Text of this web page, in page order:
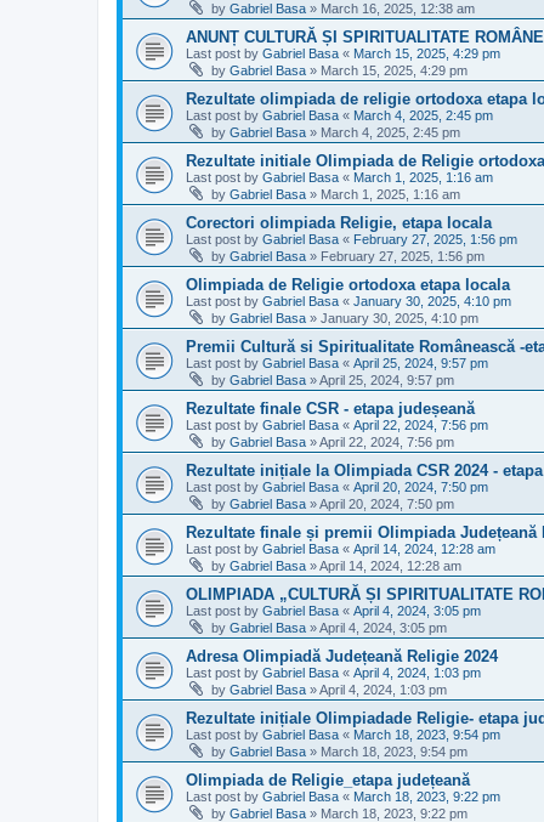
by Gabriel Basa » March 16, 2025, 12:38 am
ANUNȚ CULTURĂ ȘI SPIRITUALITATE
Last post by Gabriel Basa « March 15, 2025, 4:29 pm
by Gabriel Basa » March 15, 2025, 4:29 pm
Rezultate olimpiada de religie ortodoxa etapa
Last post by Gabriel Basa « March 4, 2025, 2:45 pm
by Gabriel Basa » March 4, 2025, 2:45 pm
Rezultate initiale Olimpiada de Religie
Last post by Gabriel Basa « March 1, 2025, 1:16 am
by Gabriel Basa » March 1, 2025, 1:16 am
Corectori olimpiada Religie, etapa locala
Last post by Gabriel Basa « February 27, 2025, 1:56 pm
by Gabriel Basa » February 27, 2025, 1:56 pm
Olimpiada de Religie ortodoxa etapa locala
Last post by Gabriel Basa « January 30, 2025, 4:10 pm
by Gabriel Basa » January 30, 2025, 4:10 pm
Premii Cultură si Spiritualitate Românească -
Last post by Gabriel Basa « April 25, 2024, 9:57 pm
by Gabriel Basa »April 25, 2024, 9:57 pm
Rezultate finale CSR - etapa judeșeană
Last post by Gabriel Basa « April 22, 2024, 7:56 pm
by Gabriel Basa »April 22, 2024, 7:56 pm
Rezultate inițiale la Olimpiada CSR 2024 -
Last post by Gabriel Basa « April 20, 2024, 7:50 pm
by Gabriel Basa »April 20, 2024, 7:50 pm
Rezultate finale și premii Olimpiada Județeană
Last post by Gabriel Basa « April 14, 2024, 12:28 am
by Gabriel Basa »April 14, 2024, 12:28 am
OLIMPIADA „CULTURĂ ȘI SPIRITUALITATE
Last post by Gabriel Basa « April 4, 2024, 3:05 pm
by Gabriel Basa »April 4, 2024, 3:05 pm
Adresa Olimpiadă Județeană Religie 2024
Last post by Gabriel Basa « April 4, 2024, 1:03 pm
by Gabriel Basa »April 4, 2024, 1:03 pm
Rezultate inițiale Olimpiadade Religie- etapa
Last post by Gabriel Basa « March 18, 2023, 9:54 pm
by Gabriel Basa » March 18, 2023, 9:54 pm
Olimpiada de Religie_etapa județeană
Last post by Gabriel Basa « March 18, 2023, 9:22 pm
by Gabriel Basa » March 18, 2023, 9:22 pm